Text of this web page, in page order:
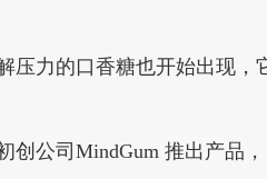
压力的口香糖也开始出现
创公司MindGum 推出产品